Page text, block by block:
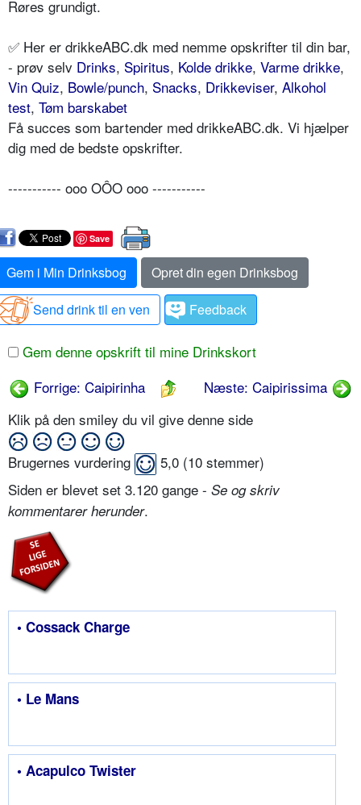
Røres grundigt.
✅ Her er drikkeABC.dk med nemme opskrifter til din bar,
- prøv selv Drinks, Spiritus, Kolde drikke, Varme drikke,
Vin Quiz, Bowle/punch, Snacks, Drikkeviser, Alkohol
test, Tøm barskabet
Få succes som bartender med drikkeABC.dk. Vi hjælper
dig med de bedste opskrifter.
----------- ooo OÔO ooo -----------
Save
Gem i Min Drinksbog
Opret din egen Drinksbog
Send drink til en ven
Feedback
Gem denne opskrift til mine Drinkskort
Forrige: Caipirinha
Næste: Caipirissima
Klik på den smiley du vil give denne side
Brugernes vurdering 5,0 (10 stemmer)
Siden er blevet set 3.120 gange - Se og skriv
kommentarer herunder.
• Cossack Charge
• Le Mans
• Acapulco Twister